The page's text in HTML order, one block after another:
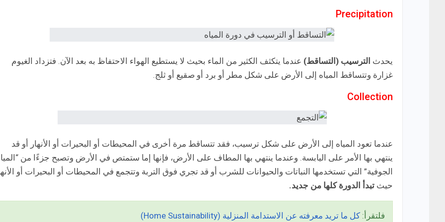
Precipitation
يحدث الترسيب (التساقط) عندما يتكثف الكثير من الماء بحيث لا يستطيع الهواء الاحتفاظ به بعد الآن. فتزداد الغيوم
غزارة وتتساقط المياه إلى الأرض على شكل مطر أو برد أو صقيع أو ثلج.
Collection
عندما تعود المياه إلى الأرض على شكل ترسيب، فقد تتساقط مرة أخرى في المحيطات أو البحيرات أو الأنهار أو قد
ينتهي بها الأمر على اليابسة. وعندما ينتهي بها المطاف على الأرض، فإنها إما ستمتص في الأرض وتصبح جزءًا من
الجوفية” التي تستخدمها النباتات والحيوانات للشرب أو قد تجري فوق التربة وتتجمع في المحيطات أو البحيرات أو
حيث تبدأ الدورة كلها من جديد.
فلتقرأ: كل ما تريد معرفته عن الاستدامة المنزلية (Home Sustainability)